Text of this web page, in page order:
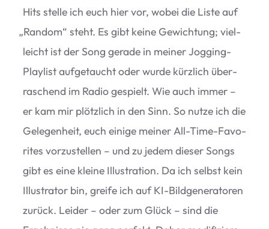
Hits stelle ich euch hier vor, wobei die Liste auf
„Ran­dom“ steht. Es gibt keine Gewich­tung; viel­
leicht ist der Song gerade in mei­ner Jog­ging-
Play­list auf­ge­taucht oder wurde kürz­lich über­
ra­schend im Radio gespielt. Wie auch immer –
er kam mir plötz­lich in den Sinn. So nutze ich die
Gele­gen­heit, euch einige mei­ner All-Time-Favo­
ri­tes vor­zu­stel­len – und zu jedem die­ser Songs
gibt es eine kleine Illus­tra­tion. Da ich selbst kein
Illus­tra­tor bin, greife ich auf KI-Bild­ge­ne­ra­to­ren
zurück. Lei­der – oder zum Glück – sind die